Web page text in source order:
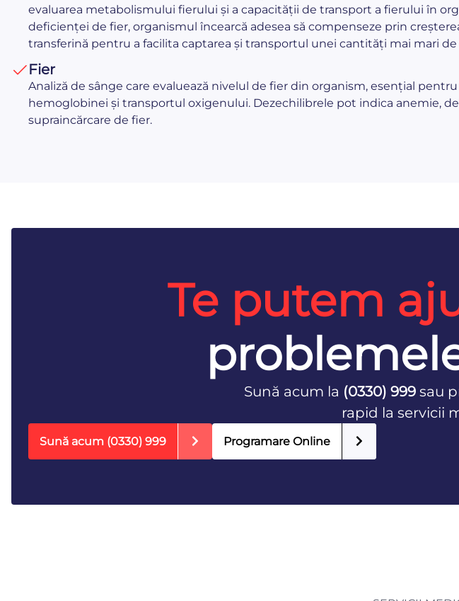
evaluarea metabolismului fierului și a capacității de transport a fierului în
deficienței de fier, organismul încearcă adesea să compenseze prin
transferină pentru a facilita captarea și transportul unei cantități mai mari
Fier
Analiză de sânge care evaluează nivelul de fier din organism, esențial
hemoglobinei și transportul oxigenului. Dezechilibrele pot indica anemie,
supraincărcare de fier.
Te putem
Sună acum la (0330) 999 sau
rapid la servicii
Sună acum (0330) 999 Programare Online